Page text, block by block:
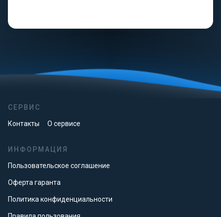
СЕРВИС
Контакты О сервисе
ИНФОРМАЦИЯ
Пользовательское соглашение
Оферта гаранта
Политика конфиденциальности